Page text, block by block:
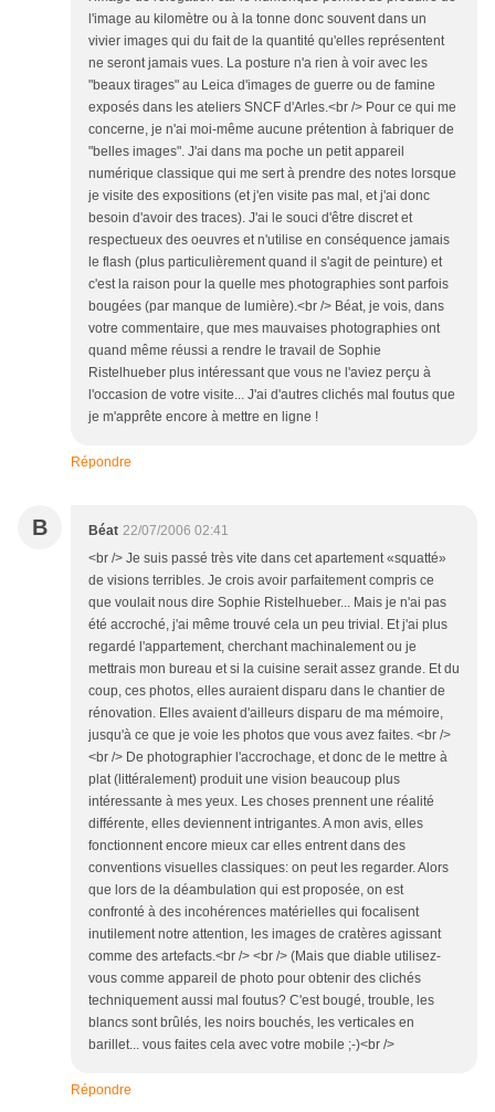
l'image au kilomètre ou à la tonne donc souvent dans un
vivier images qui du fait de la quantité qu'elles représentent
ne seront jamais vues. La posture n'a rien à voir avec les
"beaux tirages" au Leica d'images de guerre ou de famine
exposés dans les ateliers SNCF d'Arles.<br /> Pour ce qui me
concerne, je n'ai moi-même aucune prétention à fabriquer de
"belles images". J'ai dans ma poche un petit appareil
numérique classique qui me sert à prendre des notes lorsque
je visite des expositions (et j'en visite pas mal, et j'ai donc
besoin d'avoir des traces). J'ai le souci d'être discret et
respectueux des oeuvres et n'utilise en conséquence jamais
le flash (plus particulièrement quand il s'agit de peinture) et
c'est la raison pour la quelle mes photographies sont parfois
bougées (par manque de lumière).<br /> Béat, je vois, dans
votre commentaire, que mes mauvaises photographies ont
quand même réussi a rendre le travail de Sophie
Ristelhueber plus intéressant que vous ne l'aviez perçu à
l'occasion de votre visite... J'ai d'autres clichés mal foutus que
je m'apprête encore à mettre en ligne !
Répondre
B Béat 22/07/2006 02:41
<br /> Je suis passé très vite dans cet apartement «squatté»
de visions terribles. Je crois avoir parfaitement compris ce
que voulait nous dire Sophie Ristelhueber... Mais je n'ai pas
été accroché, j'ai même trouvé cela un peu trivial. Et j'ai plus
regardé l'appartement, cherchant machinalement ou je
mettrais mon bureau et si la cuisine serait assez grande. Et du
coup, ces photos, elles auraient disparu dans le chantier de
rénovation. Elles avaient d'ailleurs disparu de ma mémoire,
jusqu'à ce que je voie les photos que vous avez faites. <br />
<br /> De photographier l'accrochage, et donc de le mettre à
plat (littéralement) produit une vision beaucoup plus
intéressante à mes yeux. Les choses prennent une réalité
différente, elles deviennent intrigantes. A mon avis, elles
fonctionnent encore mieux car elles entrent dans des
conventions visuelles classiques: on peut les regarder. Alors
que lors de la déambulation qui est proposée, on est
confronté à des incohérences matérielles qui focalisent
inutilement notre attention, les images de cratères agissant
comme des artefacts.<br /> <br /> (Mais que diable utilisez-
vous comme appareil de photo pour obtenir des clichés
techniquement aussi mal foutus? C'est bougé, trouble, les
blancs sont brûlés, les noirs bouchés, les verticales en
barillet... vous faites cela avec votre mobile ;-)<br />
Répondre